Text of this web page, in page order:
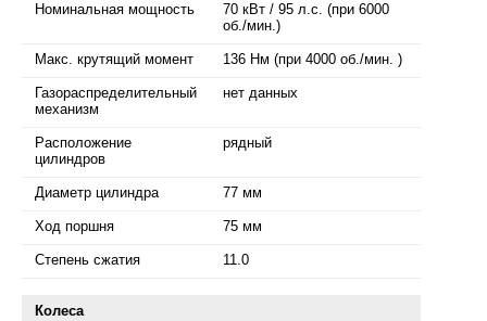
Номинальная мощность
70 кВт / 95 л.с. (при 6000
об./мин.)
Макс. крутящий момент 136 Нм (при 4000 об./мин. )
Газораспределительный
механизм
нет данных
Расположение
цилиндров
рядный
Диаметр цилиндра 77 мм
Ход поршня 75 мм
Степень сжатия 11.0
Колеса